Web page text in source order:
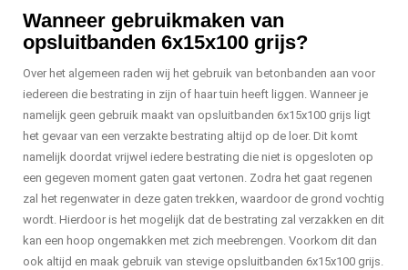
Wanneer gebruikmaken van
opsluitbanden 6x15x100 grijs?
Over het algemeen raden wij het gebruik van betonbanden aan voor
iedereen die bestrating in zijn of haar tuin heeft liggen. Wanneer je
namelijk geen gebruik maakt van opsluitbanden 6x15x100 grijs ligt
het gevaar van een verzakte bestrating altijd op de loer. Dit komt
namelijk doordat vrijwel iedere bestrating die niet is opgesloten op
een gegeven moment gaten gaat vertonen. Zodra het gaat regenen
zal het regenwater in deze gaten trekken, waardoor de grond vochtig
wordt. Hierdoor is het mogelijk dat de bestrating zal verzakken en dit
kan een hoop ongemakken met zich meebrengen. Voorkom dit dan
ook altijd en maak gebruik van stevige opsluitbanden 6x15x100 grijs.